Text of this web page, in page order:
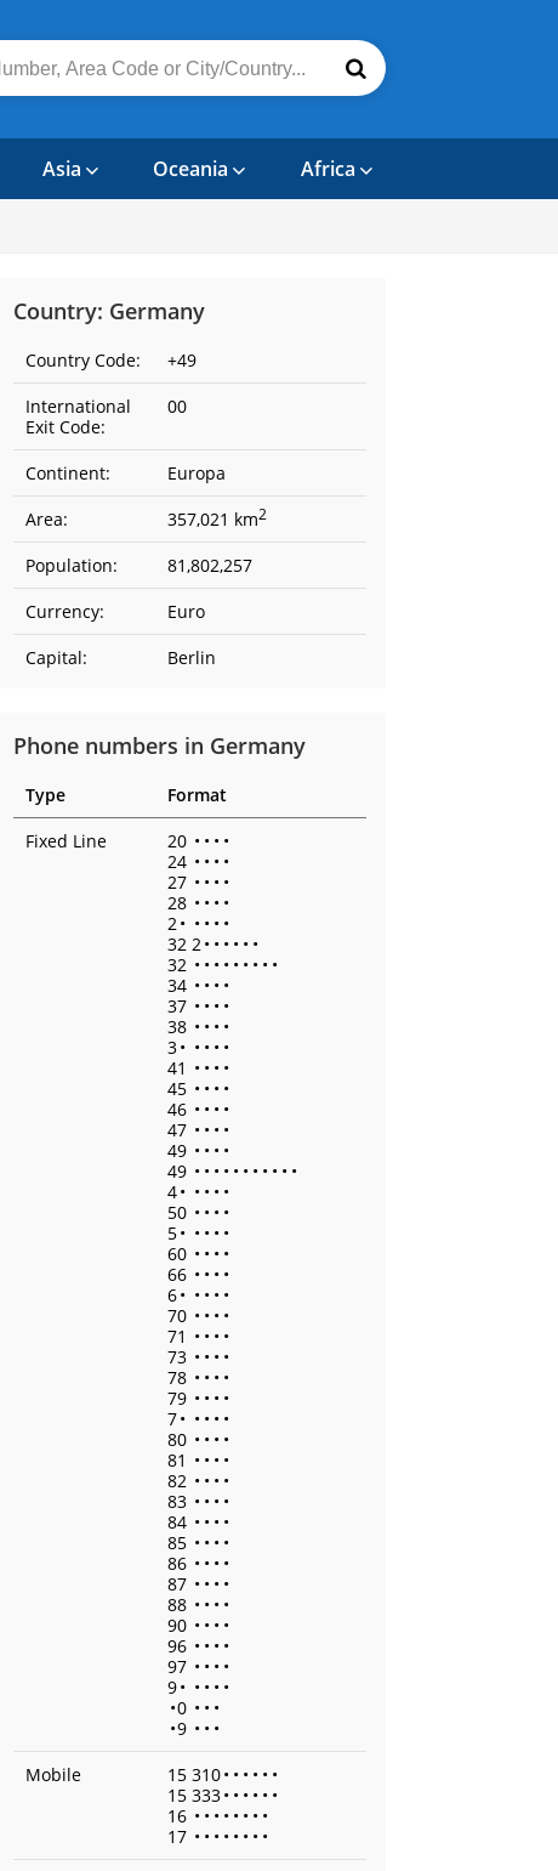
Asia Oceania Africa
Country: Germany
Country Code:
+49
International
Exit Code:
00
Continent:
Europa
Area:
357,021 km2
Population:
81,802,257
Currency:
Euro
Capital:
Berlin
Phone numbers in Germany
Type
Format
Fixed Line
20 • • • •
24 • • • •
27 • • • •
28 • • • •
2• • • • •
32 2• • • • • •
32 • • • • • • • • •
34 • • • •
37 • • • •
38 • • • •
3• • • • •
41 • • • •
45 • • • •
46 • • • •
47 • • • •
49 • • • •
49 • • • • • • • • • • •
4• • • • •
50 • • • •
5• • • • •
60 • • • •
66 • • • •
6• • • • •
70 • • • •
71 • • • •
73 • • • •
78 • • • •
79 • • • •
7• • • • •
80 • • • •
81 • • • •
82 • • • •
83 • • • •
84 • • • •
85 • • • •
86 • • • •
87 • • • •
88 • • • •
90 • • • •
96 • • • •
97 • • • •
9• • • • •
•0 • • •
•9 • • •
Mobile
15 310• • • • • •
15 333• • • • • •
16 • • • • • • • •
17 • • • • • • • •